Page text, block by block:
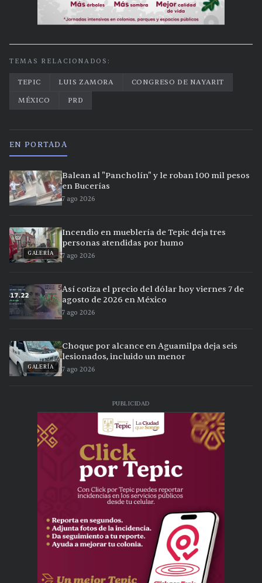
TEMAS RELACIONADOS:
TEPIC LUIS ZAMORA
CONGRESO DE NAYARIT
MÉXICO
PRD
EN PORTADA
Balean al "Pancholín" y le roban 100 mil pesos
en Bucerías
7 ago 2026
GALERÍA
Incendio en mueblería de Tepic deja tres
personas atendidas por humo
7 ago 2026
Así cotiza el precio del dólar hoy viernes 7 de
agosto de 2026 en México
7 ago 2026
GALERÍA
Choque por alcance en Aguamilpa deja seis
lesionados, incluido un menor
7 ago 2026
PUBLICIDAD